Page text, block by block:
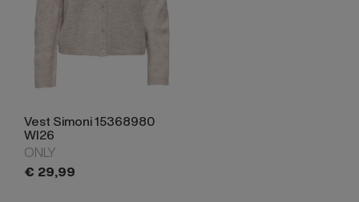
Vest Simoni 15368980
WI26
ONLY
€ 29,99